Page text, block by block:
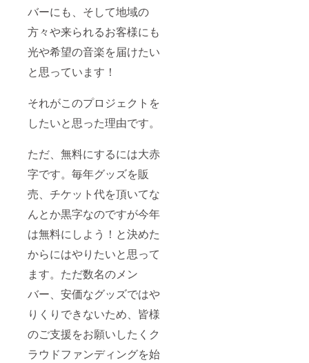
バーにも、そして地域の
方々や来られるお客様にも
光や希望の音楽を届けたい
と思っています！
それがこのプロジェクトを
したいと思った理由です。
ただ、無料にするには大赤
字です。毎年グッズを販
売、チケット代を頂いてな
んとか黒字なのですが今年
は無料にしよう！と決めた
からにはやりたいと思って
ます。ただ数名のメン
バー、安価なグッズではや
りくりできないため、皆様
のご支援をお願いしたくク
ラウドファンディングを始